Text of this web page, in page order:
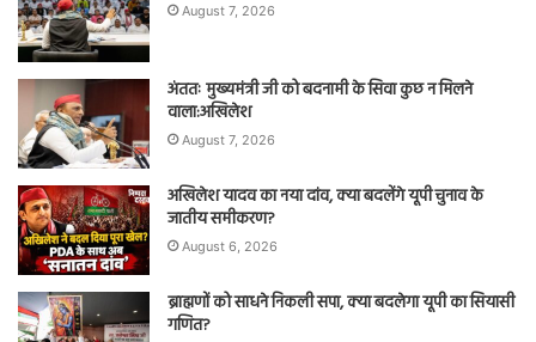
August 7, 2026
अंततः मुख्यमंत्री जी को बदनामी के सिवा कुछ न मिलने
वाला:अखिलेश
August 7, 2026
अखिलेश यादव का नया दांव, क्या बदलेंगे यूपी चुनाव के
जातीय समीकरण?
August 6, 2026
ब्राह्मणों को साधने निकली सपा, क्या बदलेगा यूपी का सियासी
गणित?